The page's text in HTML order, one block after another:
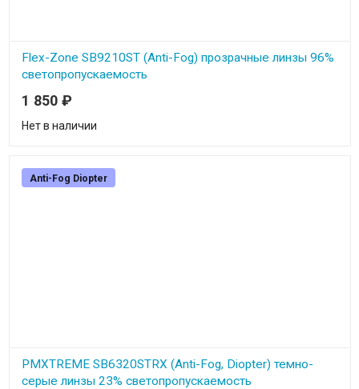
Flex-Zone SB9210ST (Anti-Fog) прозрачные линзы 96%
светопропускаемость
Профессиональные баллистические стрелковые очки Pyramex -
линзы 96% светопропускаемость
1 850 ₽
Нет в наличии
Anti-Fog Diopter
PMXTREME SB6320STRX (Anti-Fog, Diopter) темно-
серые линзы 23% светопропускаемость